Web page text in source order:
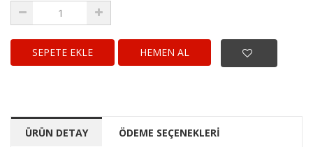
HEMEN AL
ÜRÜN DETAY ÖDEME SEÇENEKLERİ